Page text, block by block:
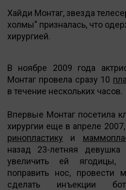
Хайди Монтаг, звезда
холмы" призналась, что
хирургией.
В ноябре 2009 года
Монтаг провела сразу 10
в течение нескольких часов.
Впервые Монтаг посетила
хирургии еще в апреле
ринопластику и
назад 23-летняя девушка
увеличить ей
поправить нос, провести
сделать инъекции